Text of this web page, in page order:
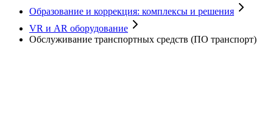
Образование и коррекция: комплексы и решения
VR и AR оборудование
Обслуживание транспортных средств (ПО транспорт)